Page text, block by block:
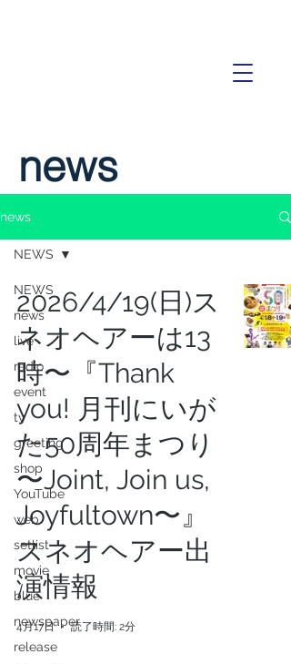
news
news
NEWS
news
live
radio
event
tv
greeting
shop
YouTube
web
setlist
movie
blue
newspaper
release
NEWS
2026/4/19(日)ス
ネオヘアーは13
時〜『Thank
you! 月刊にいが
た50周年まつり
〜Joint, Join us,
Joyfultown〜』
スネオヘアー出
演情報
4月17日 読了時間: 2分